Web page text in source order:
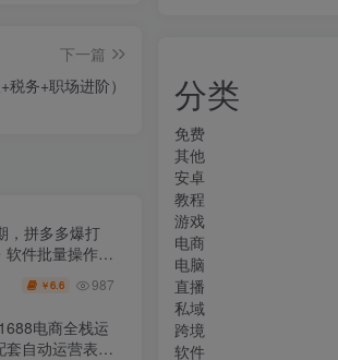
下一篇
务+职场进阶）
，拼多多爆打
件批量操作・
￥6.6 987
电商全栈运
套自动运营表
分类
免费
其他
安卓
教程
游戏
电商
电脑
直播
私域
跨境
软件